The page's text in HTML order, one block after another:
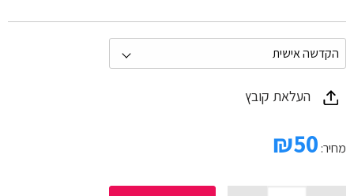
העלאת קובץ
מחיר: ₪50